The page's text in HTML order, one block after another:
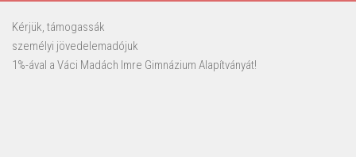
Kérjük, támogassák
személyi jövedelemadójuk
1%-ával a Váci Madách Imre Gimnázium Alapítványát!